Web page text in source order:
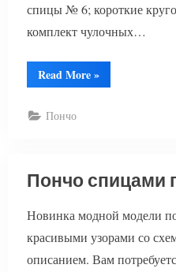
спицы № 6; короткие
комплект чулочных…
Read More“Пончо
и
»
Пончо
Пончо спицами
Новинка модной модели
красивыми узорами со
описанием. Вам